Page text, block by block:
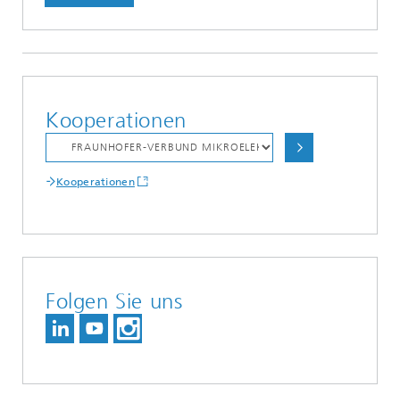
Kooperationen
Kooperationen
Folgen Sie uns